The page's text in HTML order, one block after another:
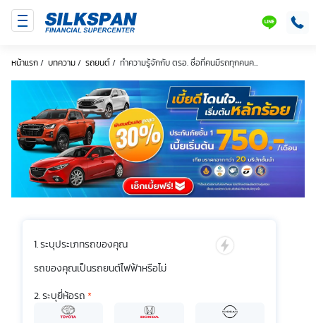
หน้าแรก/ บทความ/ รถยนต์/ ทำความรู้จักกับ ตรอ. ชื่อที่คนมีรถทุกคนค...
ระบุประเภทรถของคุณ
รถของคุณเป็นรถยนต์ไฟฟ้าหรือไม่
ระบุยี่ห้อรถ *